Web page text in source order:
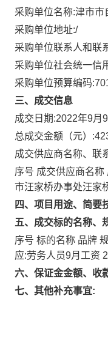
采购单位名称:津市市
采购单位地址:/
采购单位联系人和联
采购单位社会统一信
采购单位预算编码:
三、成交信息
成交日期:2022年9月9
总成交金额（元）:
成交供应商名称、联
序号 成交供应商名
市汪家桥办事处汪家
四、项目用途、简要
五、成交标的名称、
序号 标的名称 品牌
应:劳务人员9月工资
六、保证金金额、收
七、其他补充事宜: